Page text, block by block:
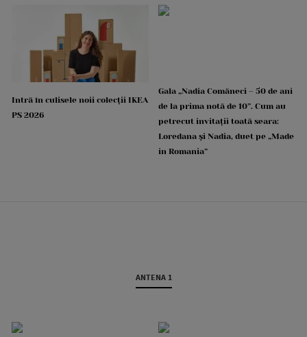
Intră în culisele noii colecții IKEA
PS 2026
Gala „Nadia Comăneci – 50 de ani
de la prima notă de 10”. Cum au
petrecut invitații toată seara:
Loredana și Nadia, duet pe „Made
in Romania”
ANTENA 1